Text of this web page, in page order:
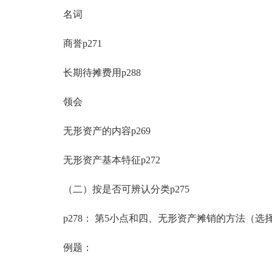
名词
商誉p271
长期待摊费用p288
领会
无形资产的内容p269
无形资产基本特征p272
（二）按是否可辨认分类p275
p278： 第5小点和四、无形资产摊销的方法（选
例题：